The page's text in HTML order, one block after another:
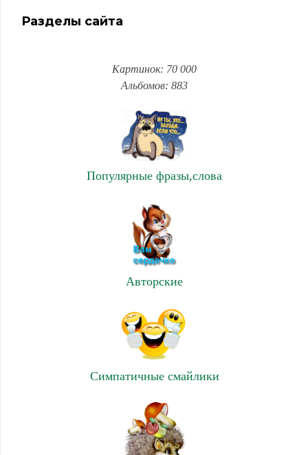
Разделы сайта
Картинок: 70 000
Альбомов: 883
Популярные фразы,слова
Авторские
Симпатичные смайлики